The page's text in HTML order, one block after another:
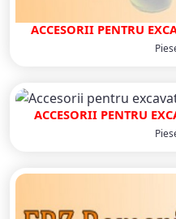
ACCESORII PENTRU
ACCESORII PENTRU